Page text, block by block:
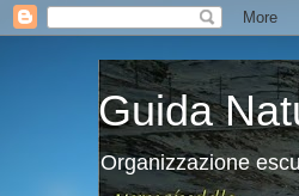
Guida
Organizzazione